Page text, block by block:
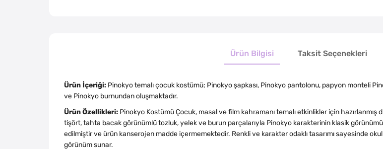
Ürün Bilgisi Taksit Seçenekleri
Ürün İçeriği: Pinokyo temalı çocuk kostümü; Pinokyo şapkası, Pinokyo pantolonu, papyon monteli
ve Pinokyo burnundan oluşmaktadır.
Ürün Özellikleri: Pinokyo Kostümü Çocuk, masal ve film kahramanı temalı etkinlikler için
tişört, tahta bacak görünümlü tozluk, yelek ve burun parçalarıyla Pinokyo karakterinin klasik
edilmiştir ve ürün kanserojen madde içermemektedir. Renkli ve karakter odaklı tasarımı sayesinde
görünüm sunar.